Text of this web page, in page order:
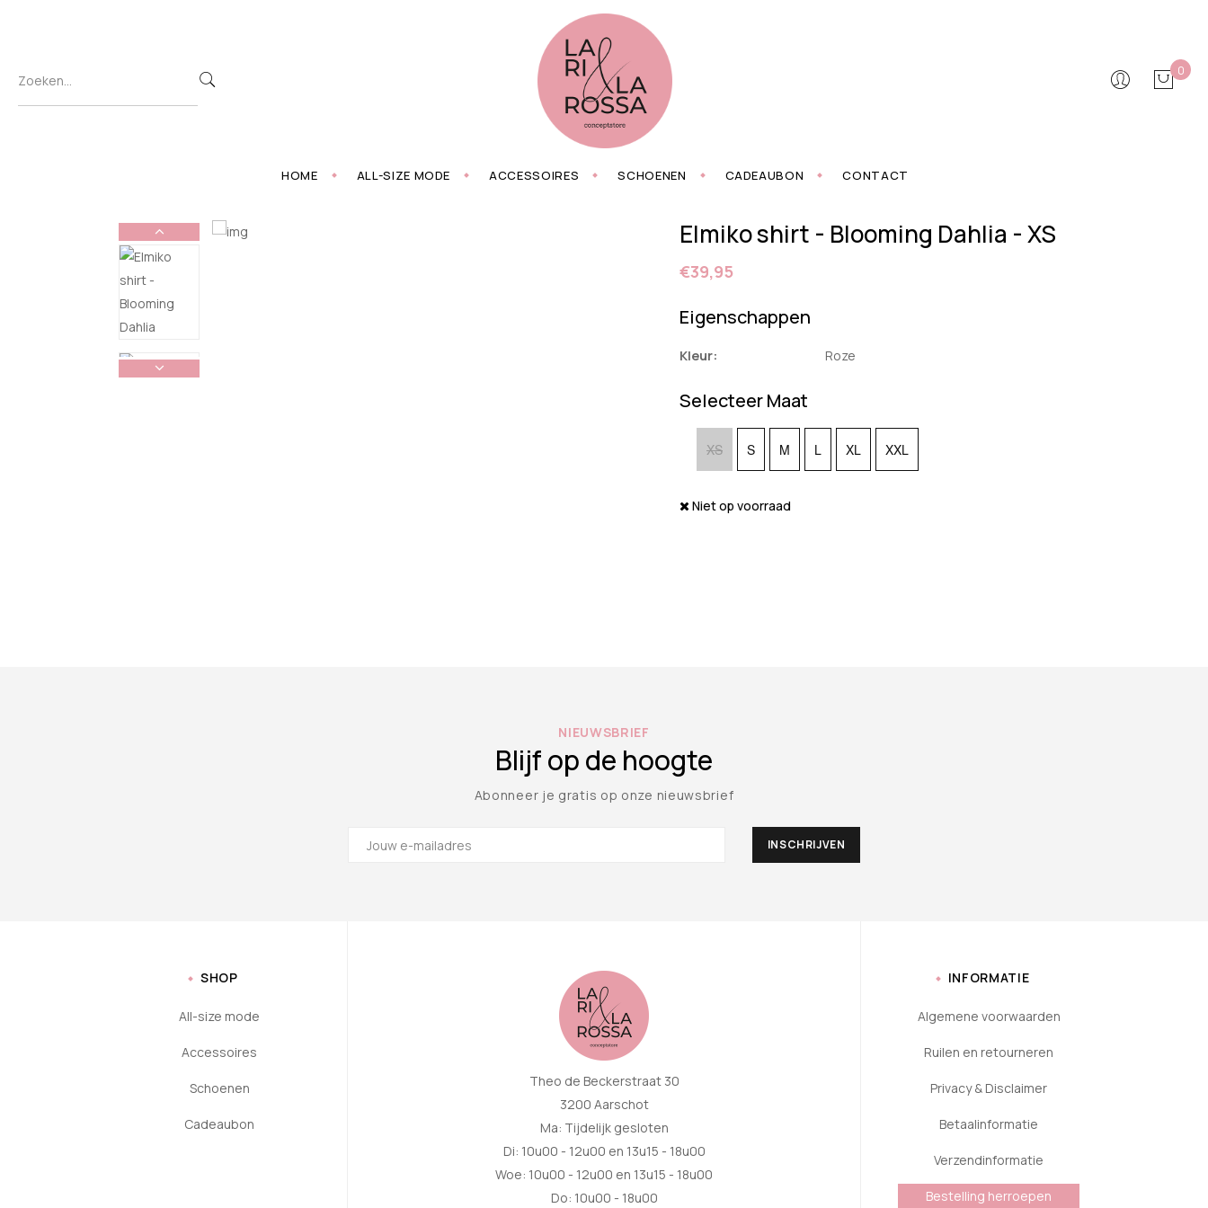
0
HOME ALL-SIZE MODE ACCESSOIRES SCHOENEN CADEAUBON CONTACT
Elmiko shirt - Blooming Dahlia - XS
€39,95
Eigenschappen
Kleur: Roze
Selecteer Maat
XS S M L XL XXL
Niet op voorraad
NIEUWSBRIEF
Blijf op de hoogte
Abonneer je gratis op onze nieuwsbrief
SHOP
All-size mode
Accessoires
Schoenen
Cadeaubon
Theo de Beckerstraat 30
3200 Aarschot
Ma: Tijdelijk gesloten
Di: 10u00 - 12u00 en 13u15 - 18u00
Woe: 10u00 - 12u00 en 13u15 - 18u00
Do: 10u00 - 18u00
INFORMATIE
Algemene voorwaarden
Ruilen en retourneren
Privacy & Disclaimer
Betaalinformatie
Verzendinformatie
Bestelling herroepen